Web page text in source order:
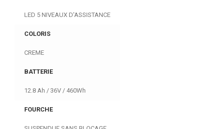
LED 5 NIVEAUX D'ASSISTANCE
COLORIS
CREME
BATTERIE
12.8 Ah / 36V / 460Wh
FOURCHE